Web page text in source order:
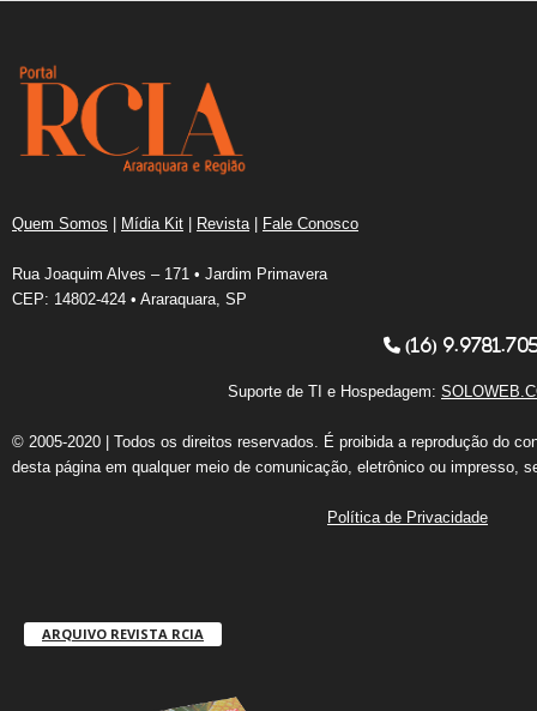
Quem Somos | Mídia Kit | Revista | Fale Conosco
Rua Joaquim Alves – 171 • Jardim Primavera
CEP: 14802-424 • Araraquara, SP
(16)
Suporte de TI e Hospedagem:
© 2005-2020 | Todos os direitos reservados. É proibida a reprodução do
desta página em qualquer meio de comunicação, eletrônico ou impresso,
Política de Privacidade
ARQUIVO REVISTA RCIA